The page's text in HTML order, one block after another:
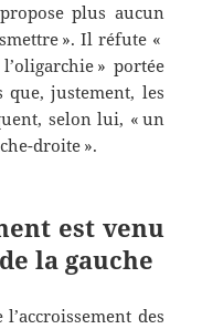
plus aucun
». Il réfute «
» portée
que, justement, les
selon lui, « un
droite ».
est venu
la gauche
des